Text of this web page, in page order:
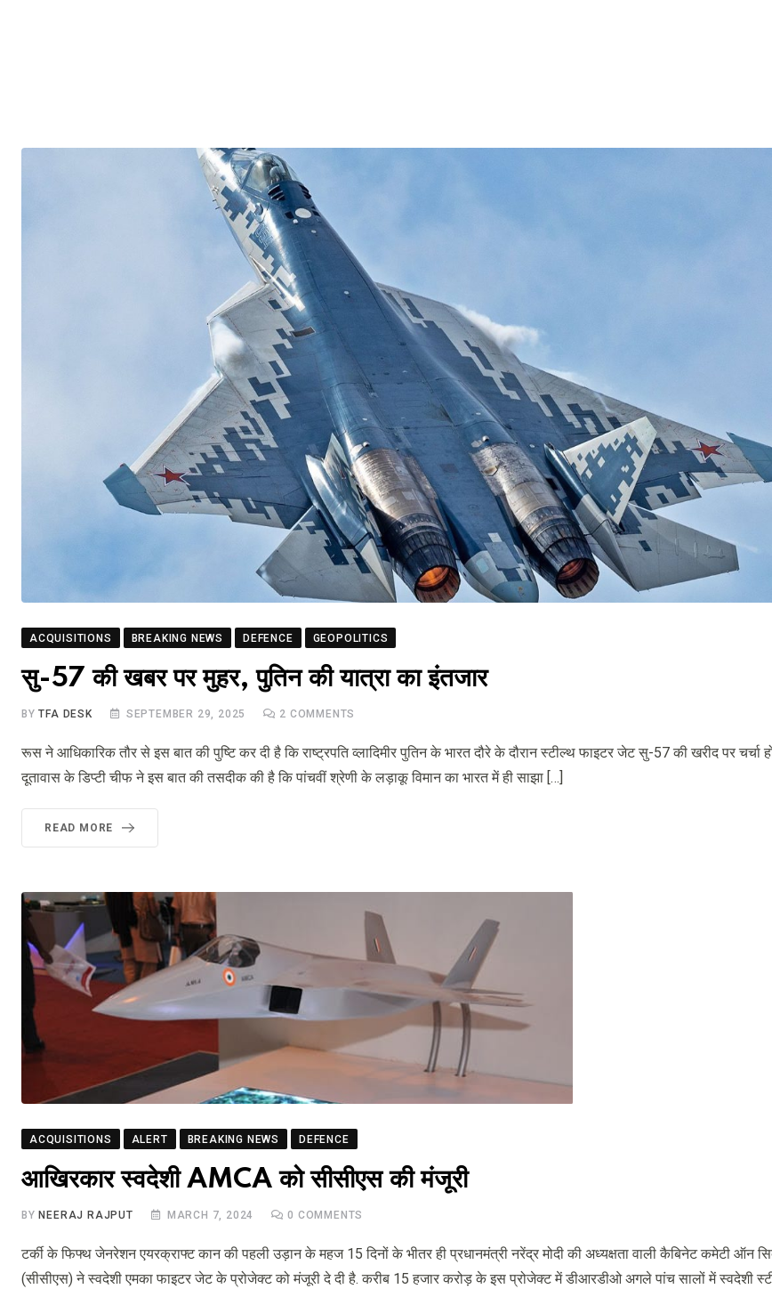
ACQUISITIONS BREAKING NEWS DEFENCE GEOPOLITICS
सु-57 की खबर पर मुहर, पुतिन की यात्रा का इंतजार
BYTFA DESK SEPTEMBER 29, 2025 2 COMMENTS
रूस ने आधिकारिक तौर से इस बात की पुष्टि कर दी है कि राष्ट्रपति व्लादिमीर पुतिन के भारत दौरे के दौरान स्टील्थ फाइटर जेट सु-57 की खरीद पर चर्चा
दूतावास के डिप्टी चीफ ने इस बात की तसदीक की है कि पांचवीं श्रेणी के लड़ाकू विमान का भारत में ही साझा […]
READ MORE
ACQUISITIONS ALERT BREAKING NEWS DEFENCE
आखिरकार स्वदेशी AMCA को सीसीएस की मंजूरी
BY NEERAJ RAJPUT MARCH 7, 2024 0 COMMENTS
टर्की के फिफ्थ जेनरेशन एयरक्राफ्ट कान की पहली उड़ान के महज 15 दिनों के भीतर ही प्रधानमंत्री नरेंद्र मोदी की अध्यक्षता वाली कैबिनेट कमेटी ऑन
(सीसीएस) ने स्वदेशी एमका फाइटर जेट के प्रोजेक्ट को मंजूरी दे दी है. करीब 15 हजार करोड़ के इस प्रोजेक्ट में डीआरडीओ अगले पांच सालों में स्वदेशी